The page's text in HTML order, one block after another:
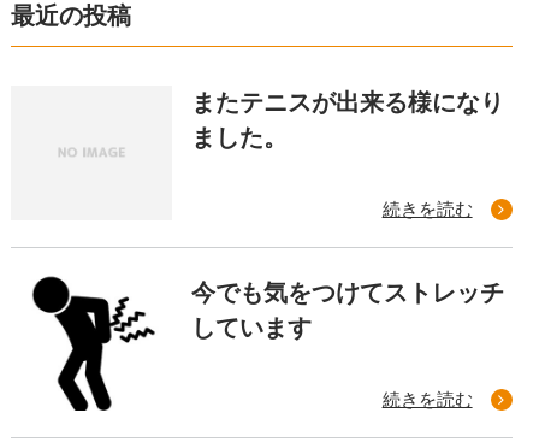
最近の投稿
またテニスが出来る様になり
ました。
続きを読む
今でも気をつけてストレッチ
しています
続きを読む